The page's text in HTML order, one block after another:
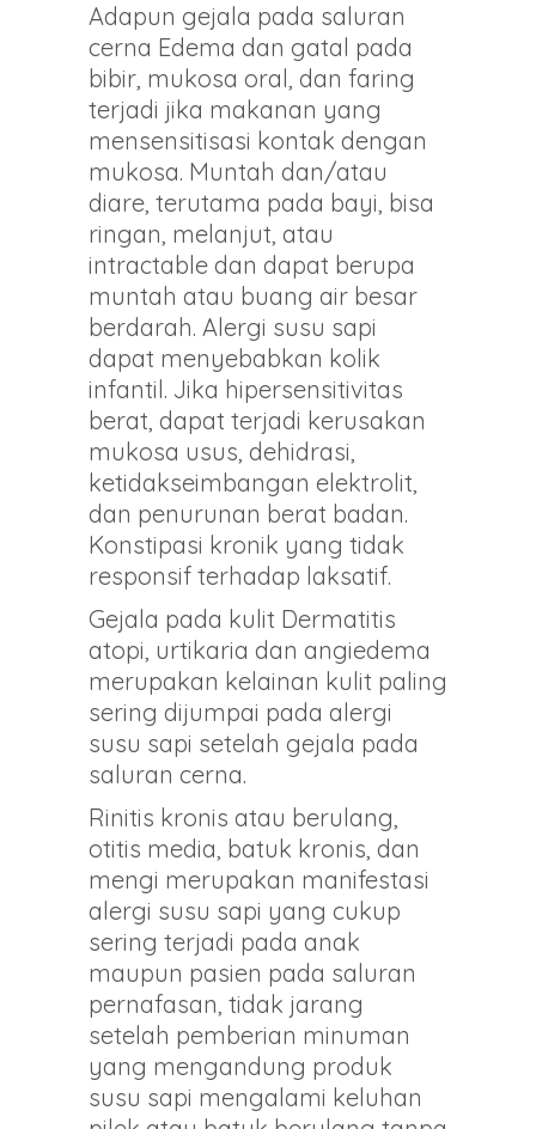
Adapun gejala pada saluran
cerna Edema dan gatal pada
bibir, mukosa oral, dan faring
terjadi jika makanan yang
mensensitisasi kontak dengan
mukosa. Muntah dan/atau
diare, terutama pada bayi, bisa
ringan, melanjut, atau
intractable dan dapat berupa
muntah atau buang air besar
berdarah. Alergi susu sapi
dapat menyebabkan kolik
infantil. Jika hipersensitivitas
berat, dapat terjadi kerusakan
mukosa usus, dehidrasi,
ketidakseimbangan elektrolit,
dan penurunan berat badan.
Konstipasi kronik yang tidak
responsif terhadap laksatif.
Gejala pada kulit Dermatitis
atopi, urtikaria dan angiedema
merupakan kelainan kulit paling
sering dijumpai pada alergi
susu sapi setelah gejala pada
saluran cerna.
Rinitis kronis atau berulang,
otitis media, batuk kronis, dan
mengi merupakan manifestasi
alergi susu sapi yang cukup
sering terjadi pada anak
maupun pasien pada saluran
pernafasan, tidak jarang
setelah pemberian minuman
yang mengandung produk
susu sapi mengalami keluhan